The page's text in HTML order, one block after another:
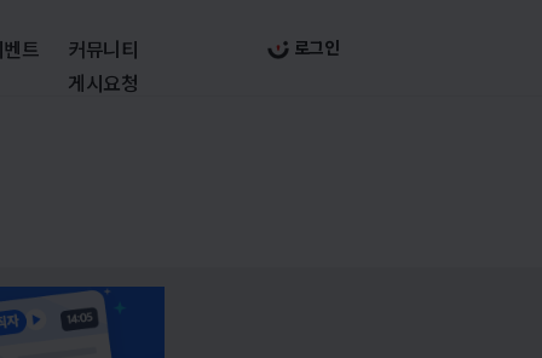
로그인
트
커뮤니티
게시요청